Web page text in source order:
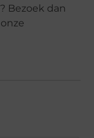
Bezoek dan